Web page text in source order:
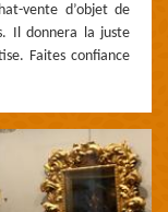
vente d’objet de
Il donnera la juste
Faites confiance